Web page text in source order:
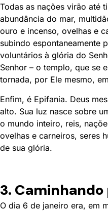
Todas as nações virão até
abundância do mar,
ouro e incenso, ovelhas e
subindo espontaneamente
voluntários à glória do
Senhor – o templo, que se
tornada, por Ele mesmo,
Enfim, é Epifania. Deus
alto. Sua luz nasce sobre
o mundo inteiro, reis,
ovelhas e carneiros, seres
de sua glória.
3.
O dia 6 de janeiro era, em